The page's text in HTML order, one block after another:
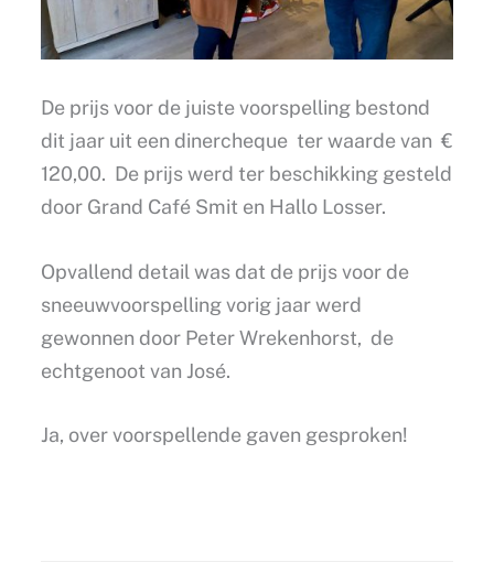
De prijs voor de juiste voorspelling bestond
dit jaar uit een dinercheque ter waarde van €
120,00. De prijs werd ter beschikking gesteld
door Grand Café Smit en Hallo Losser.
Opvallend detail was dat de prijs voor de
sneeuwvoorspelling vorig jaar werd
gewonnen door Peter Wrekenhorst, de
echtgenoot van José.
Ja, over voorspellende gaven gesproken!